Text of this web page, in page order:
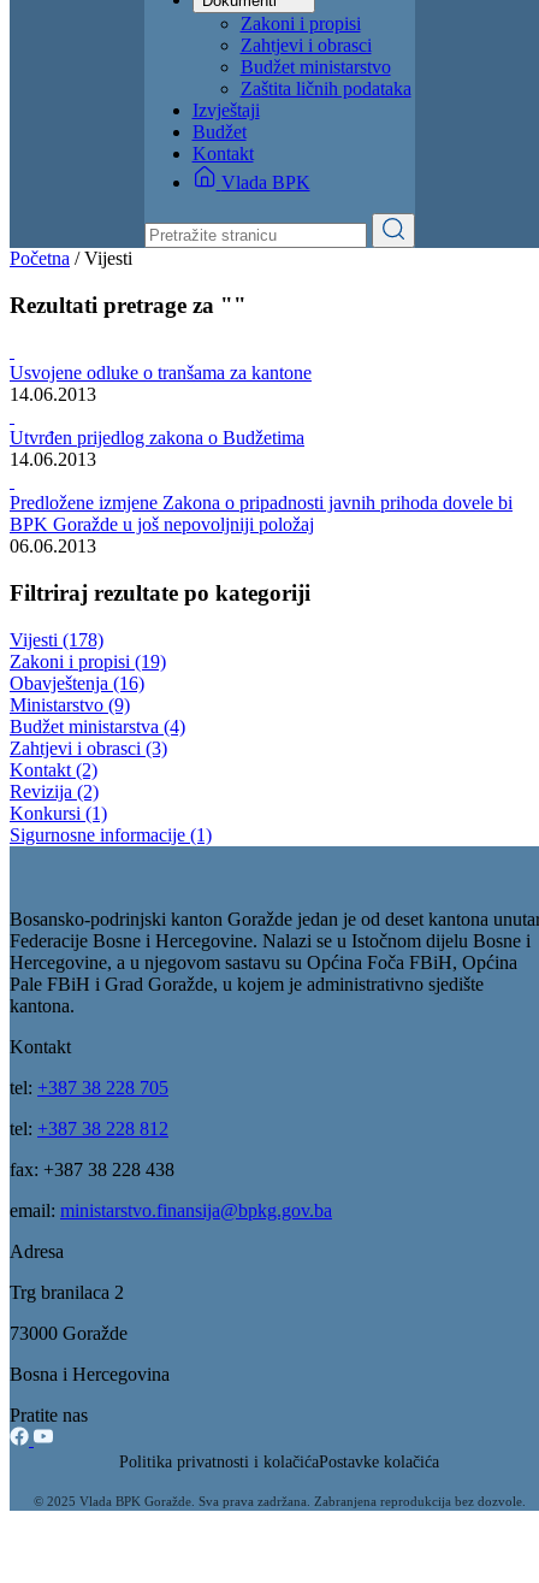
Organizacija
Uposlenici*
Dokumenti
Zakoni i propisi
Zahtjevi i obrasci
Budžet ministarstvo
Zaštita ličnih podataka
Izvještaji
Budžet
Kontakt
Vlada BPK
Vijesti
Rezultati pretrage za ""
Usvojene odluke o tranšama za kantone
14.06.2013